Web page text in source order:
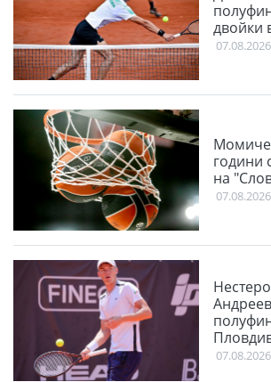
двойки
07.08.2026
години
на
07.08.2026
07.08.2026